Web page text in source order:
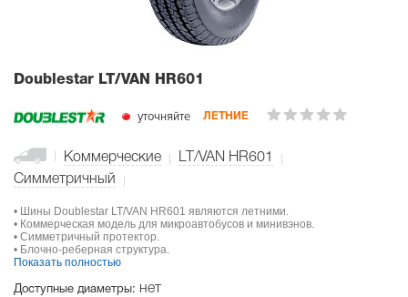
Doublestar LT/VAN HR601
уточняйте ЛЕТНИЕ
Коммерческие
LT/VAN HR601
Симметричный
• Шины Doublestar LT/VAN HR601 являются летними.
• Коммерческая модель для микроавтобусов и минивэнов.
• Симметричный протектор.
• Блочно-реберная структура.
Показать полностью
Доступные диаметры: нет